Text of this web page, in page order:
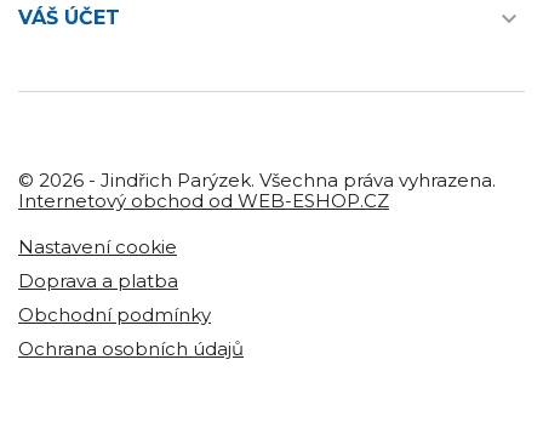
VÁŠ ÚČET 
© 2026 - Jindřich Parýzek. Všechna práva vyhrazena.
Internetový obchod od WEB-ESHOP.CZ
Nastavení cookie
Doprava a platba
Obchodní podmínky
Ochrana osobních údajů